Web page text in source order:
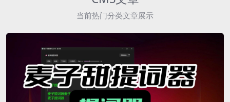
当前热门分类文章展示